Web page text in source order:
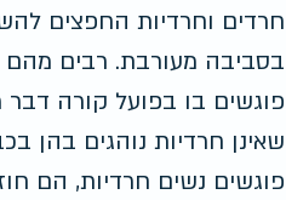
חרדים וחרדיות החפצים
בסביבה מעורבת. רבים
פוגשים בו בפועל קורה דבר
שאינן חרדיות נוהגים בהן
פוגשים נשים חרדיות, הם